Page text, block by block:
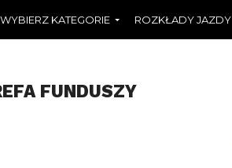
WYBIERZ KATEGORIE ROZKŁADY JAZDY
FUNDUSZY